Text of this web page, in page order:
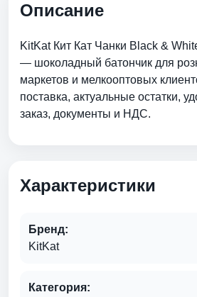
Описание
KitKat Кит Кат Чанки Black &
— шоколадный батончик для
маркетов и мелкооптовых
поставка, актуальные остатки,
заказ, документы и НДС.
Характеристики
Бренд:
KitKat
Категория: